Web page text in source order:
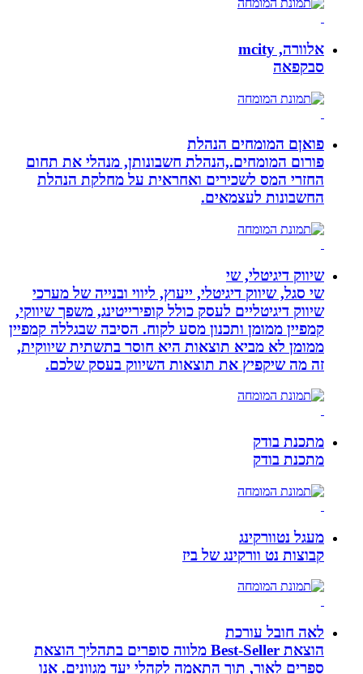
אלוורה, mcity
סבקפאה
פואןם המומחים הנהלת
פורום המומחים.,הנהלת חשבונותן, מנהלי את תחום
החזרי המס לשכירים ואחראית על מחלקת הנהלת
החשבונות לעצמאים.
שיווק דיגיטלי, שי
שי סגל, שיווק דיגיטלי, ייעוץ, ליווי ובנייה של מערכי
שיווק דיגיטליים לעסק כולל קופירייטינג, משפך שיווקי,
קמפיין ממומן ותכנון מסע לקוח. הסיבה שבגללה קמפיין
ממומן לא מביא תוצאות היא חוסר בתשתית שיווקית,
זה מה שיקפיץ את תוצאות השיווק בעסק שלכם.
מתכנת בודק
מתכנת בודק
מעגל נטוורקינג
קבוצות נט וורקינג של ביז
לאה חובל עורכת
הוצאת Best-Seller מלווה סופרים בתהליך הוצאת
ספרים לאור, תוך התאמה לקהלי יעד מגוונים. אנו